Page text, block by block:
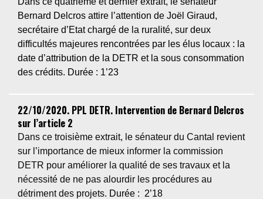
Bernard Delcros attire l’attention de Joël Giraud,
secrétaire d’Etat chargé de la ruralité, sur deux
difficultés majeures rencontrées par les élus locaux : la
date d’attribution de la DETR et la sous consommation
des crédits. Durée : 1’23
22/10/2020. PPL DETR. Intervention de Bernard Delcros
sur l’article 2
Dans ce troisième extrait, le sénateur du Cantal revient
sur l’importance de mieux informer la commission
DETR pour améliorer la qualité de ses travaux et la
nécessité de ne pas alourdir les procédures au
détriment des projets. Durée : 2’18